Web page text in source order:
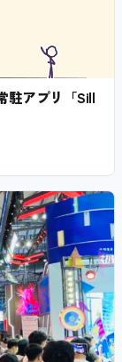
駐アプリ「Sill